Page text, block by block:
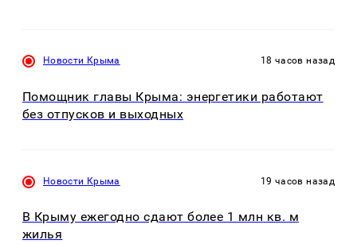
Новости Крыма 18 часов назад
Помощник главы Крыма: энергетики работают
без отпусков и выходных
Новости Крыма 19 часов назад
В Крыму ежегодно сдают более 1 млн кв. м
жилья